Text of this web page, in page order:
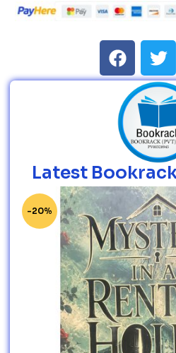
Latest
-20%